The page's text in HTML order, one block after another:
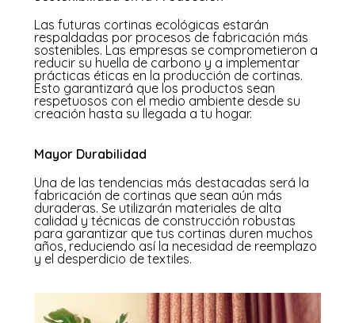
Las futuras cortinas ecológicas estarán
respaldadas por procesos de fabricación más
sostenibles. Las empresas se comprometieron a
reducir su huella de carbono y a implementar
prácticas éticas en la producción de cortinas.
Esto garantizará que los productos sean
respetuosos con el medio ambiente desde su
creación hasta su llegada a tu hogar.
Mayor Durabilidad
Una de las tendencias más destacadas será la
fabricación de cortinas que sean aún más
duraderas. Se utilizarán materiales de alta
calidad y técnicas de construcción robustas
para garantizar que tus cortinas duren muchos
años, reduciendo así la necesidad de reemplazo
y el desperdicio de textiles.